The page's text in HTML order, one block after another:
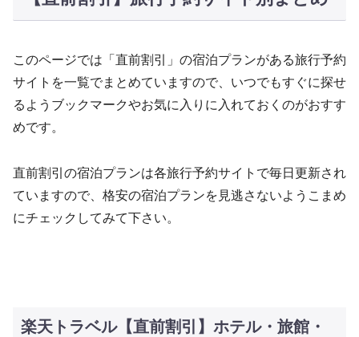
このページでは「直前割引」の宿泊プランがある旅行予約
サイトを一覧でまとめていますので、いつでもすぐに探せ
るようブックマークやお気に入りに入れておくのがおすす
めです。
直前割引の宿泊プランは各旅行予約サイトで毎日更新され
ていますので、格安の宿泊プランを見逃さないようこまめ
にチェックしてみて下さい。
楽天トラベル【直前割引】ホテル・旅館・